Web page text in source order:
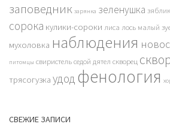
заповедник зарянка зеленушка зяблик
сорока кулики-сороки лиса лось малый
мухоловка наблюдения
питомцы свиристельседой дятел скворец
трясогузка удод фенология
СВЕЖИЕ ЗАПИСИ